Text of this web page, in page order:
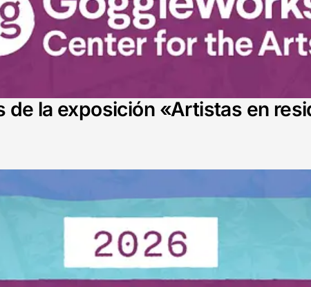
de la exposición «Artistas en